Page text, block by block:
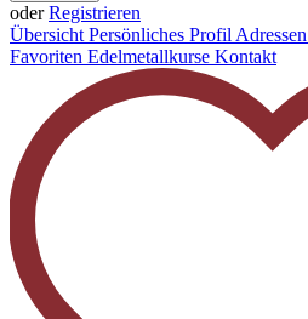
oderRegistrieren
ÜbersichtPersönliches ProfilAdressen
Favoriten Edelmetallkurse Kontakt